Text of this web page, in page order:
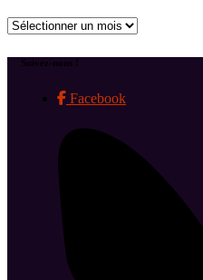
Archives
Suivez-nous !
Facebook